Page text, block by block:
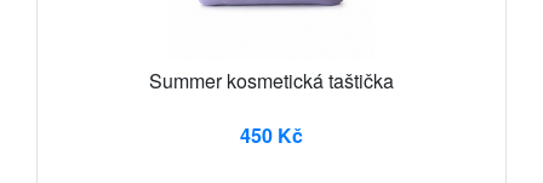
Summer kosmetická taštička
450 Kč